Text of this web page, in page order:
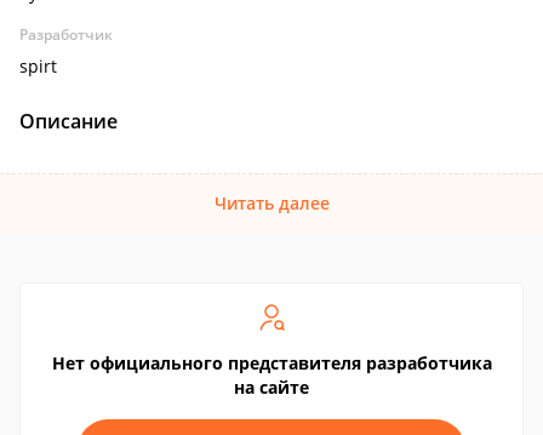
Разработчик
spirt
Описание
Читать далее
Нет официального представителя разработчика
на сайте